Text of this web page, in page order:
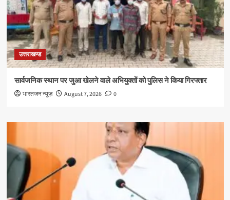
उत्तराखण्ड
सार्वजनिक स्थान पर जुआ खेलने वाले अभियुक्तों को पुलिस ने किया गिरफ्तार
भारतजन न्यूज़ August 7, 2026 0